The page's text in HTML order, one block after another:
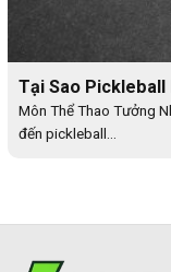
Tại Sao Pickleball
Môn Thể Thao Tưởng
đến pickleball...